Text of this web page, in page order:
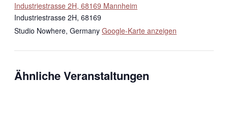
Industriestrasse 2H, 68169 Mannheim
Industriestrasse 2H, 68169
Studio Nowhere, Germany Google-Karte anzeigen
Ähnliche Veranstaltungen